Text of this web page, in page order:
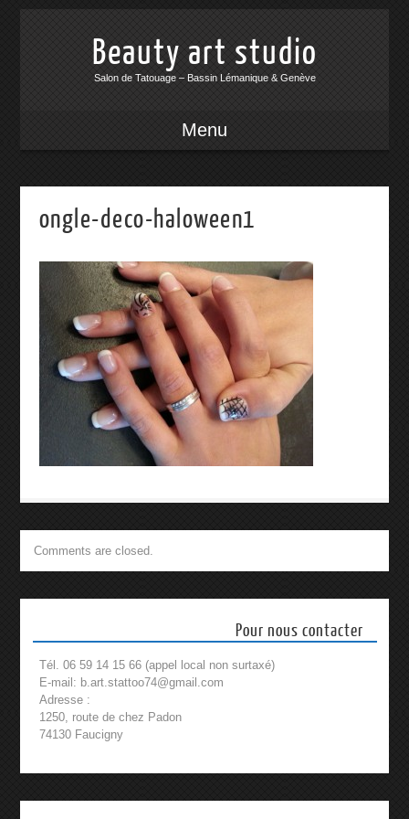
Beauty art studio
Salon de Tatouage – Bassin Lémanique & Genève
Menu
ongle-deco-haloween1
Comments are closed.
Pour nous contacter
Tél. 06 59 14 15 66 (appel local non surtaxé)
E-mail: b.art.stattoo74@gmail.com
Adresse :
1250, route de chez Padon
74130 Faucigny